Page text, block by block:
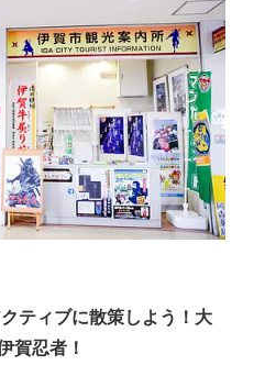
ティブに散策しよう！大
賀忍者！